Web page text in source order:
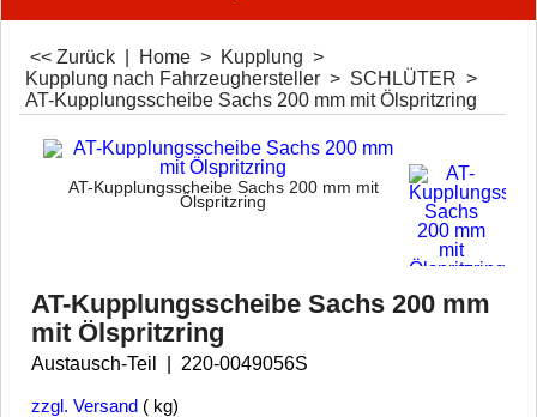
<< Zurück Home > Kupplung >
Kupplung nach Fahrzeughersteller > SCHLÜTER >
AT-Kupplungsscheibe Sachs 200 mm mit Ölspritzring
AT-Kupplungsscheibe Sachs 200 mm mit
Ölspritzring
AT-Kupplungsscheibe Sachs 200 mm
mit Ölspritzring
Austausch-Teil 220-0049056S
zzgl. Versand kg